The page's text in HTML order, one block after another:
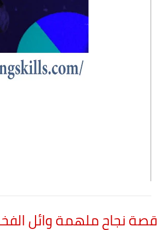
قصة نجاح ملهمة وائل